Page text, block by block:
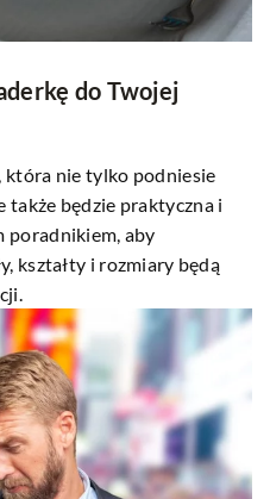
do Twojej
która nie tylko podniesie
będzie praktyczna i
poradnikiem, aby
kształty i rozmiary będą